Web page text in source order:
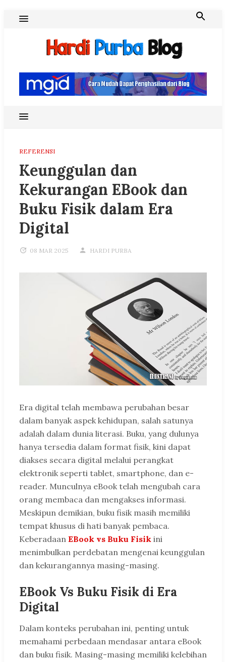
REFERENSI
Keunggulan dan
Kekurangan EBook dan
Buku Fisik dalam Era
Digital
08 MAR 2025 HARDI PURBA
Era digital telah membawa perubahan besar
dalam banyak aspek kehidupan, salah satunya
adalah dalam dunia literasi. Buku, yang dulunya
hanya tersedia dalam format fisik, kini dapat
diakses secara digital melalui perangkat
elektronik seperti tablet, smartphone, dan e-
reader. Munculnya eBook telah mengubah cara
orang membaca dan mengakses informasi.
Meskipun demikian, buku fisik masih memiliki
tempat khusus di hati banyak pembaca.
Keberadaan EBook vs Buku Fisik ini
menimbulkan perdebatan mengenai keunggulan
dan kekurangannya masing-masing.
EBook Vs Buku Fisik di Era
Digital
Dalam konteks perubahan ini, penting untuk
memahami perbedaan mendasar antara eBook
dan buku fisik. Masing-masing memiliki kelebihan